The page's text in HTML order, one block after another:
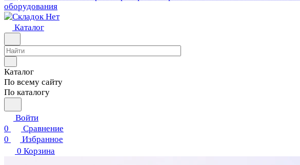
оборудования
Каталог
Каталог
По всему сайту
По каталогу
Войти
0
Сравнение
0
Избранное
0 Корзина